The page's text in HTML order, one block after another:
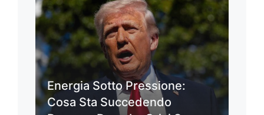
Energia Sotto Pressione:
Cosa Sta Succedendo